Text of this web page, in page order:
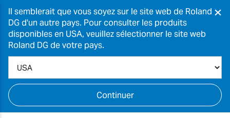
Il semblerait que vous soyez sur le site web de Roland
DG d'un autre pays. Pour consulter les produits
disponibles en USA, veuillez sélectionner le site web
Roland DG de votre pays.
Continuer
×